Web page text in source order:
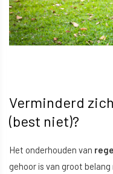
Verminderd
(best niet)?
Het onderhouden van
gehoor is van groot